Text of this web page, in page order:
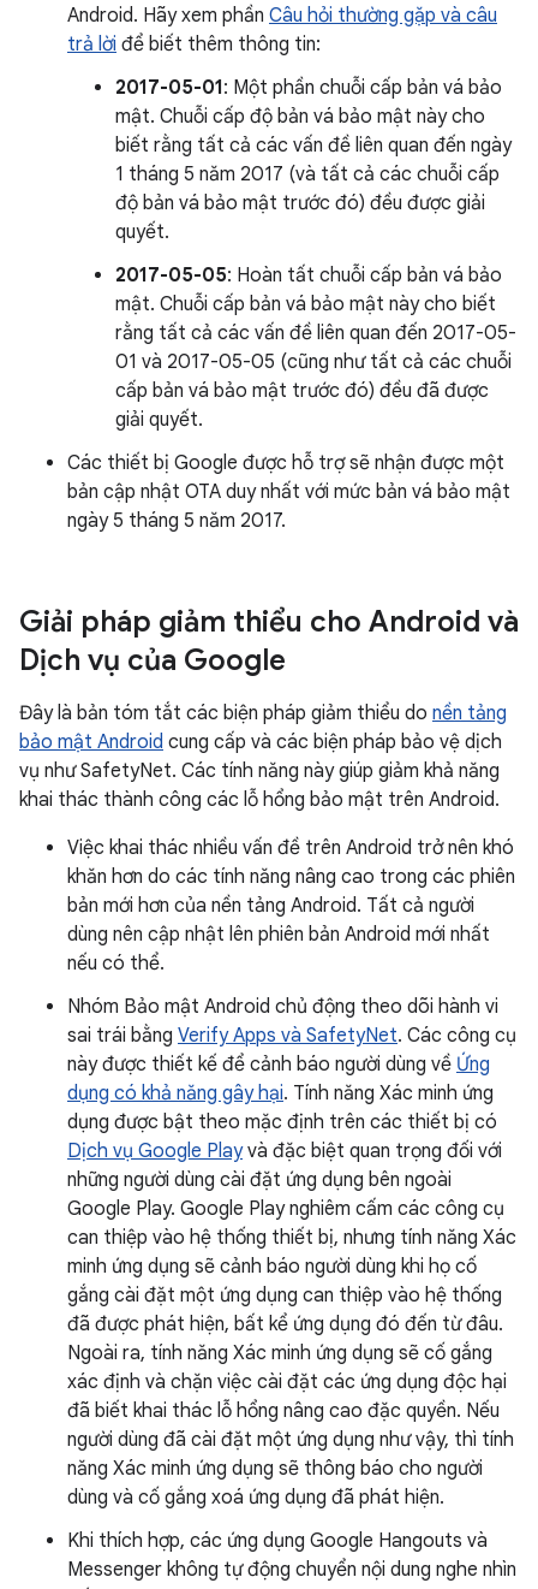
Android. Hãy xem phần Câu hỏi thường gặp và câu
trả lời để biết thêm thông tin:
2017-05-01: Một phần chuỗi cấp bản vá bảo
mật. Chuỗi cấp độ bản vá bảo mật này cho
biết rằng tất cả các vấn đề liên quan đến ngày
1 tháng 5 năm 2017 (và tất cả các chuỗi cấp
độ bản vá bảo mật trước đó) đều được giải
quyết.
2017-05-05: Hoàn tất chuỗi cấp bản vá bảo
mật. Chuỗi cấp bản vá bảo mật này cho biết
rằng tất cả các vấn đề liên quan đến 2017-05-
01 và 2017-05-05 (cũng như tất cả các chuỗi
cấp bản vá bảo mật trước đó) đều đã được
giải quyết.
Các thiết bị Google được hỗ trợ sẽ nhận được một
bản cập nhật OTA duy nhất với mức bản vá bảo mật
ngày 5 tháng 5 năm 2017.
Giải pháp giảm thiểu cho Android và
Dịch vụ của Google
Đây là bản tóm tắt các biện pháp giảm thiểu do nền tảng
bảo mật Android cung cấp và các biện pháp bảo vệ dịch
vụ như SafetyNet. Các tính năng này giúp giảm khả năng
khai thác thành công các lỗ hổng bảo mật trên Android.
Việc khai thác nhiều vấn đề trên Android trở nên khó
khăn hơn do các tính năng nâng cao trong các phiên
bản mới hơn của nền tảng Android. Tất cả người
dùng nên cập nhật lên phiên bản Android mới nhất
nếu có thể.
Nhóm Bảo mật Android chủ động theo dõi hành vi
sai trái bằng Verify Apps và SafetyNet. Các công cụ
này được thiết kế để cảnh báo người dùng về Ứng
dụng có khả năng gây hại. Tính năng Xác minh ứng
dụng được bật theo mặc định trên các thiết bị có
Dịch vụ Google Playvà đặc biệt quan trọng đối với
những người dùng cài đặt ứng dụng bên ngoài
Google Play. Google Play nghiêm cấm các công cụ
can thiệp vào hệ thống thiết bị, nhưng tính năng Xác
minh ứng dụng sẽ cảnh báo người dùng khi họ cố
gắng cài đặt một ứng dụng can thiệp vào hệ thống
đã được phát hiện, bất kể ứng dụng đó đến từ đâu.
Ngoài ra, tính năng Xác minh ứng dụng sẽ cố gắng
xác định và chặn việc cài đặt các ứng dụng độc hại
đã biết khai thác lỗ hổng nâng cao đặc quyền. Nếu
người dùng đã cài đặt một ứng dụng như vậy, thì tính
năng Xác minh ứng dụng sẽ thông báo cho người
dùng và cố gắng xoá ứng dụng đã phát hiện.
Khi thích hợp, các ứng dụng Google Hangouts và
Messenger không tự động chuyển nội dung nghe nhìn